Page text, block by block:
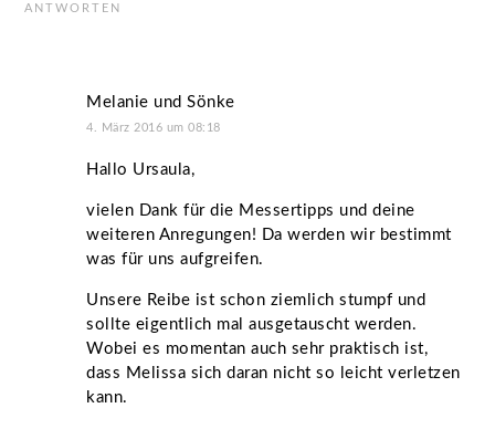
ANTWORTEN
Melanie und Sönke
4. März 2016 um 08:18
Hallo Ursaula,
vielen Dank für die Messertipps und deine
weiteren Anregungen! Da werden wir bestimmt
was für uns aufgreifen.
Unsere Reibe ist schon ziemlich stumpf und
sollte eigentlich mal ausgetauscht werden.
Wobei es momentan auch sehr praktisch ist,
dass Melissa sich daran nicht so leicht verletzen
kann.